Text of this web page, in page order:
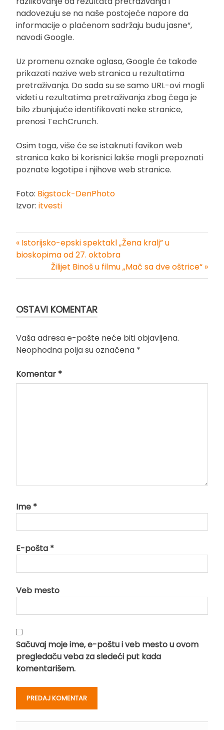
nadovezuju se na naše postojeće napore da
informacije o plaćenom sadržaju budu jasne“,
navodi Google.
Uz promenu oznake oglasa, Google će takođe
prikazati nazive web stranica u rezultatima
pretraživanja. Do sada su se samo URL-ovi mogli
videti u rezultatima pretraživanja zbog čega je
bilo zbunjujuće identifikovati neke stranice,
prenosi TechCrunch.
Osim toga, više će se istaknuti favikon web
stranica kako bi korisnici lakše mogli prepoznati
poznate logotipe i njihove web stranice.
Foto: Bigstock-DenPhoto
Izvor: itvesti
Kretanje
članka
« Istorijsko-epski spektakl „Žena kralj” u
bioskopima od 27. oktobra
Žilijet Binoš u filmu „Mač sa dve oštrice“ »
OSTAVI KOMENTAR
Vaša adresa e-pošte neće biti objavljena.
Neophodna polja su označena *
Komentar *
Ime *
E-pošta *
Veb mesto
Sačuvaj moje ime, e-poštu i veb mesto u ovom
pregledaču veba za sledeći put kada
komentarišem.